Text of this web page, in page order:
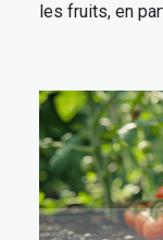
les fruits, en